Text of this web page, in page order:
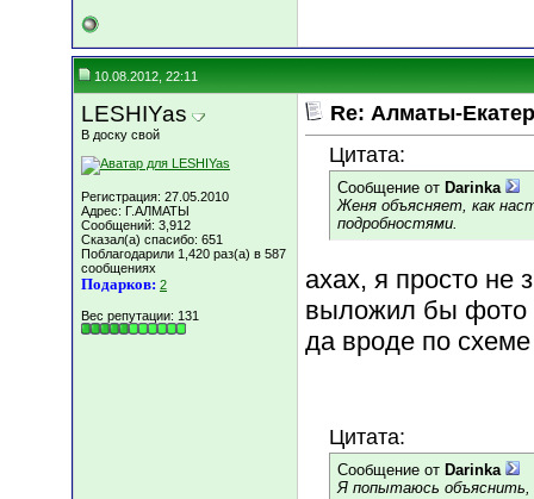
10.08.2012, 22:11
LESHIYas
В доску свой
Регистрация: 27.05.2010
Адрес: Г.АЛМАТЫ
Сообщений: 3,912
Сказал(а) спасибо: 651
Поблагодарили 1,420 раз(а) в 587
сообщениях
Подарков: 2
Вес репутации: 131
Re: Алматы-
Цитата:
Сообщение от Darinka
Женя объясняет, как
подробностями.
ахах, я просто не
выложил бы фото
да вроде по
Цитата:
Сообщение от Darinka
Я попытаюсь объяснить,